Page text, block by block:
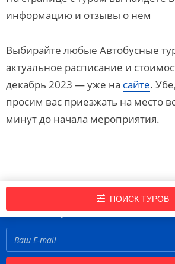
информацию и отзывы о нем
Выбирайте любые Автобусные
актуальное расписание и
декабрь 2023 — уже на сайте.
просим вас приезжать на место
минут до начала мероприятия.
ПОИСК ТУРОВ
Подпишись на нашу рассылку
Нажимая кнопку «Подписаться», вы